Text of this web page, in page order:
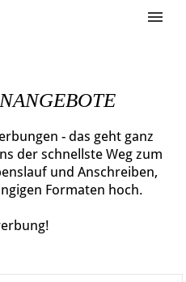
- das geht ganz
der schnellste Weg zum
und Anschreiben,
Formaten hoch.